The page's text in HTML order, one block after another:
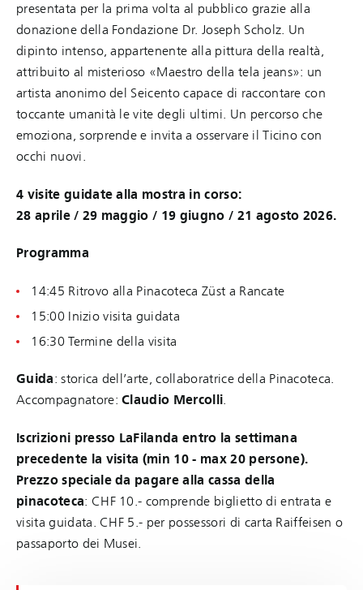
presentata per la prima volta al pubblico grazie alla
donazione della Fondazione Dr. Joseph Scholz. Un
dipinto intenso, appartenente alla pittura della realtà,
attribuito al misterioso «Maestro della tela jeans»: un
artista anonimo del Seicento capace di raccontare con
toccante umanità le vite degli ultimi. Un percorso che
emoziona, sorprende e invita a osservare il Ticino con
occhi nuovi.
4 visite guidate alla mostra in corso:
28 aprile / 29 maggio / 19 giugno / 21 agosto 2026.
Programma
14:45 Ritrovo alla Pinacoteca Züst a Rancate
15:00 Inizio visita guidata
16:30 Termine della visita
Guida: storica dell’arte, collaboratrice della Pinacoteca.
Accompagnatore:Claudio Mercolli.
Iscrizioni presso LaFilanda entro la settimana
precedente la visita (min 10 - max 20 persone).
Prezzo speciale da pagare alla cassa della
pinacoteca: CHF 10.- comprende biglietto di entrata e
visita guidata. CHF 5.- per possessori di carta Raiffeisen o
passaporto dei Musei.